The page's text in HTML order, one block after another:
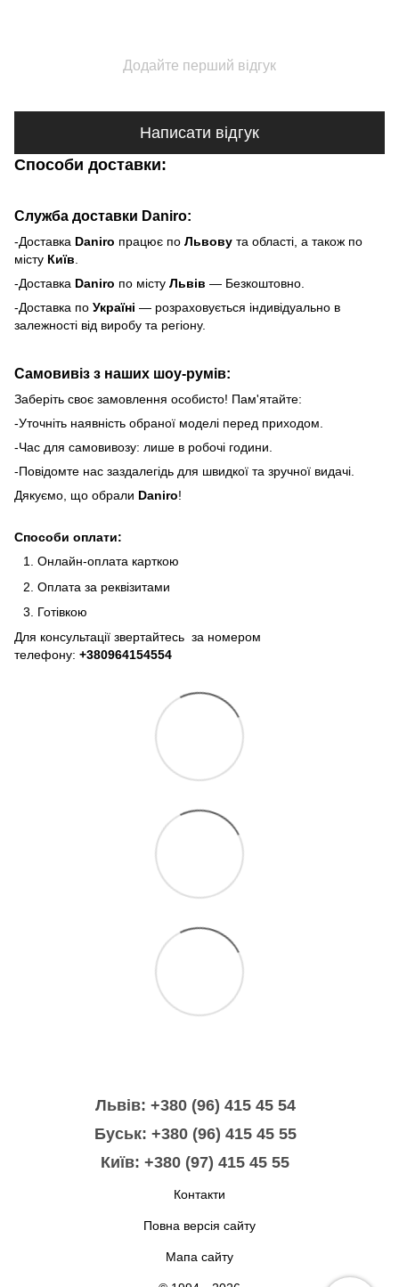
Додайте перший відгук
Написати відгук
Способи доставки:
Служба доставки Daniro:
-Доставка Daniro працює по Львову та області, а також по
місту Київ
-Доставка Daniro по місту Львів — Безкоштовно.
-Доставка по Україні — розраховується індивідуально в
залежності від виробу та регіону.
Самовивіз з наших шоу-румів:
Заберіть своє замовлення особисто! Пам'ятайте:
-Уточніть наявність обраної моделі перед приходом.
-Час для самовивозу: лише в робочі години.
-Повідомте нас заздалегідь для швидкої та зручної видачі.
Дякуємо, що обрали Daniro!
Способи оплати:
Онлайн-оплата карткою
Оплата за реквізитами
Готівкою
Для консультації звертайтесь за номером
телефону: +380964154554
Львів: +380 (96) 415 45 54
Буськ: +380 (96) 415 45 55
Київ: +380 (97) 415 45 55
Контакти
Повна версія сайту
Мапа сайту